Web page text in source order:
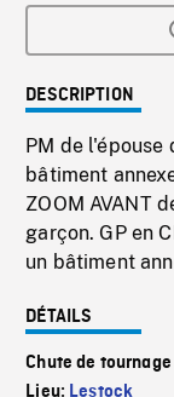
DESCRIPTION
PM de
bâtiment
ZOOM AVANT
garçon. GP en
un bâtiment
DÉTAILS
Chute de tournage
Lieu: Lestock